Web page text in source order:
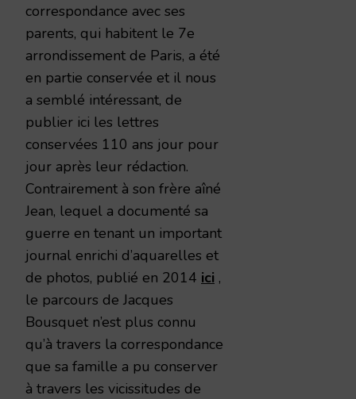
correspondance avec ses
parents, qui habitent le 7e
arrondissement de Paris, a été
en partie conservée et il nous
a semblé intéressant, de
publier ici les lettres
conservées 110 ans jour pour
jour après leur rédaction.
Contrairement à son frère aîné
Jean, lequel a documenté sa
guerre en tenant un important
journal enrichi d’aquarelles et
de photos, publié en 2014 ici ,
le parcours de Jacques
Bousquet n’est plus connu
qu’à travers la correspondance
que sa famille a pu conserver
à travers les vicissitudes de